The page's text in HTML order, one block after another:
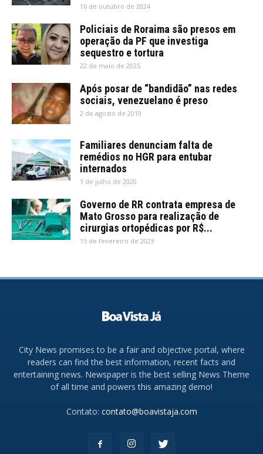
16 de outubro de 2024
Policiais de Roraima são presos em
operação da PF que investiga
sequestro e tortura
22 de maio de 2025
Após posar de “bandidão” nas redes
sociais, venezuelano é preso
2 de agosto de 2019
Familiares denunciam falta de
remédios no HGR para entubar
internados
1 de julho de 2020
Governo de RR contrata empresa de
Mato Grosso para realização de
cirurgias ortopédicas por R$...
15 de fevereiro de 2023
City News promises to be a fair and objective portal, where
readers can find the best information, recent facts and
entertaining news. Newspaper is the best selling News Theme
of all time and powers this amazing demo!
Contato: contato@boavistaja.com